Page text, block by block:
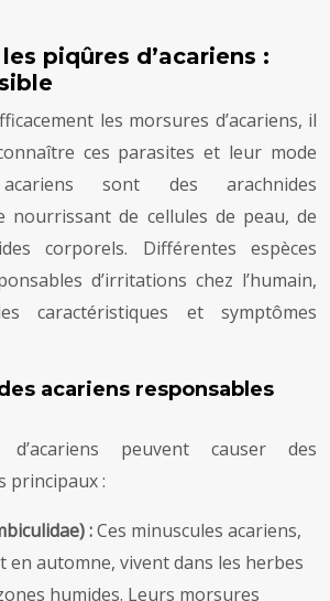
piqûres d’acariens :
les morsures d’acariens, il
ces parasites et leur mode
sont des arachnides
nourrissant de cellules de peau, de
corporels. Différentes espèces
d’irritations chez l’humain,
caractéristiques et symptômes
acariens responsables
d’acariens peuvent causer des
principaux :
:Ces minuscules acariens,
en automne, vivent dans les herbes
humides. Leurs morsures